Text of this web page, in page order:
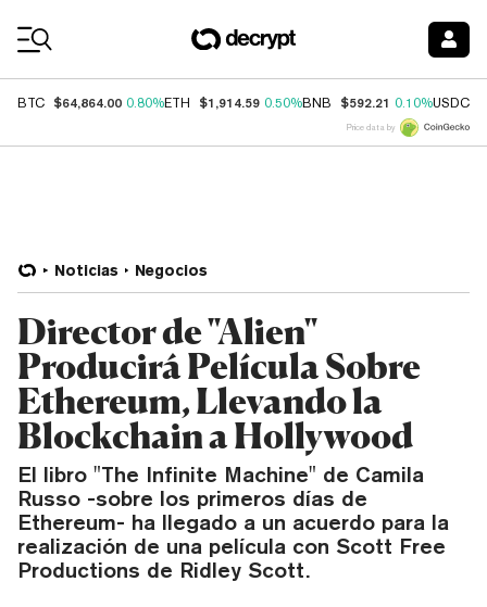
BTC $64,864.00 0.80%ETH $1,914.59 0.50%BNB $592.21 0.10%USDC
Price data by
Noticias Negocios
Director de "Alien"
Producirá Película Sobre
Ethereum, Llevando la
Blockchain a Hollywood
El libro "The Infinite Machine" de Camila
Russo -sobre los primeros días de
Ethereum- ha llegado a un acuerdo para la
realización de una película con Scott Free
Productions de Ridley Scott.